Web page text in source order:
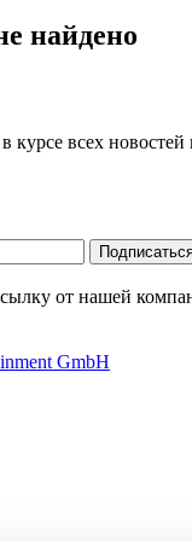
найдено
курсе всех новостей
от нашей